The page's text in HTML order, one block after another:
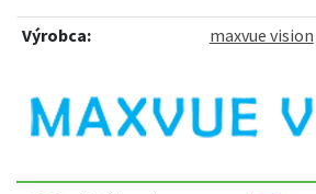
Výrobca: maxvue vision